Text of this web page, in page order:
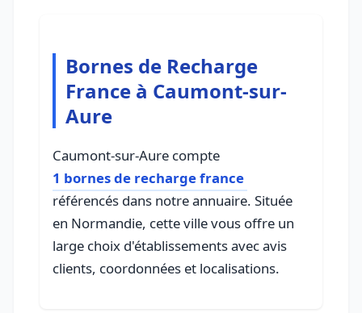
Bornes de Recharge
France à Caumont-sur-
Aure
Caumont-sur-Aure compte
1 bornes de recharge france
référencés dans notre annuaire. Située
en Normandie, cette ville vous offre un
large choix d'établissements avec avis
clients, coordonnées et localisations.